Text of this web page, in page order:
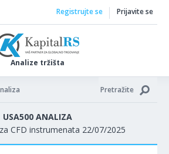
Analize tržišta
Registrujte se Prijavite se
Pretražite
USA500 ANALIZA
CFD instrumenata 22/07/2025